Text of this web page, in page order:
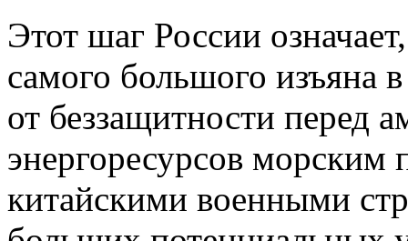
Этот шаг России
самого большого изъяна
от беззащитности перед
энергоресурсов морским
китайскими военными